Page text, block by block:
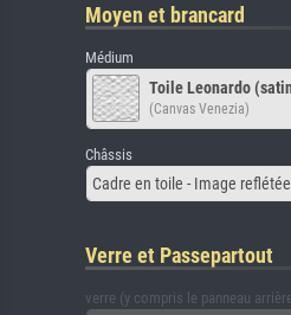
Moyen et brancard
Médium
Toile Leonardo
(Canvas Venezia)
Châssis
Cadre en toile - Image
Verre et Passepartout
verre (y compris le panneau